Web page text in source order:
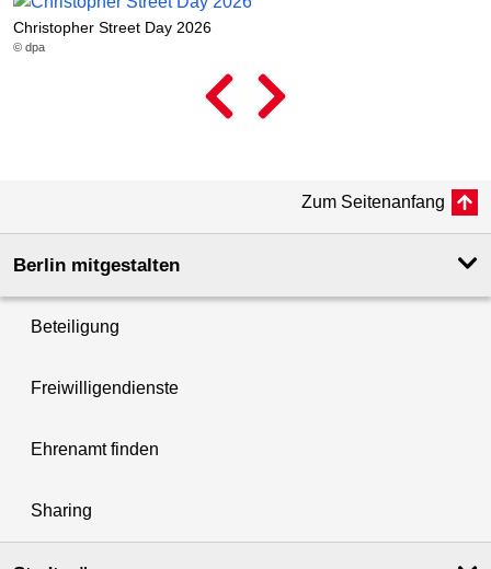
Christopher Street Day 2026
© dpa
Zum Seitenanfang
Berlin mitgestalten
Beteiligung
Freiwilligendienste
Ehrenamt finden
Sharing